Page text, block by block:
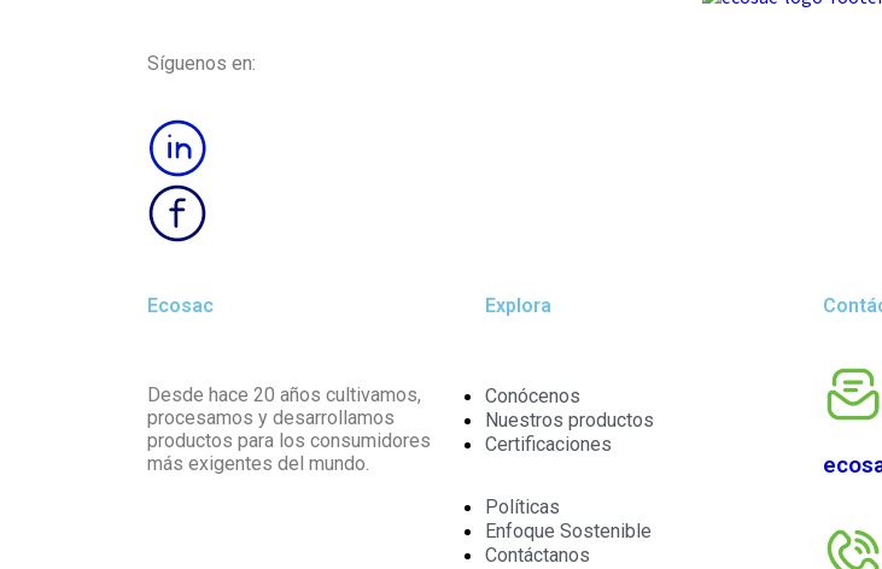
Síguenos en:
Ecosac
Desde hace 20 años cultivamos,
procesamos y desarrollamos
productos para los consumidores
más exigentes del mundo.
Explora
Conócenos
Nuestros productos
Certificaciones
Políticas
Enfoque Sostenible
Contáctanos